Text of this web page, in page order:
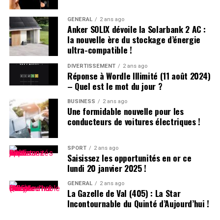
Un autre incident s’est produit à Villeneuve-sur-Lot où
plusieurs individus se sont battus après avoir reçu des
menaces liées à un vol automobile avorté. Le parquet a
décidé de poursuivre trois passagers en leur proposant
une comparution sur reconnaissance préalable de
culpabilité (CRPC). Ils devront se présenter devant le
tribunal local fin avril.
GÉNÉRAL 2 ans ago
Anker SOLIX dévoile la Solarbank 2 AC :
la nouvelle ère du stockage d’énergie
ultra-compatible !
DIVERTISSEMENT 2 ans ago
Réponse à Wordle Illimité (11 août 2024)
– Quel est le mot du jour ?
BUSINESS 2 ans ago
Une formidable nouvelle pour les
conducteurs de voitures électriques !
SPORT 2 ans ago
Saisissez les opportunités en or ce
lundi 20 janvier 2025 !
GÉNÉRAL 2 ans ago
La Gazelle de Val (405) : La Star
Incontournable du Quinté d’Aujourd’hui !